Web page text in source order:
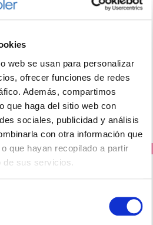
web se usan para personalizar
ofrecer funciones de redes
Además, compartimos
que haga del sitio web con
sociales, publicidad y análisis
con otra información que
que hayan recopilado a partir
de sus servicios.